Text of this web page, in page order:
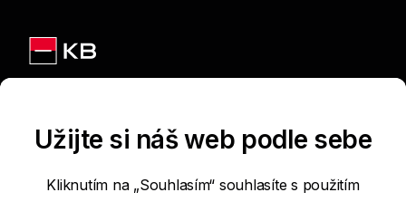
Užijte si náš web podle sebe
Kliknutím na „Souhlasím“ souhlasíte s použitím